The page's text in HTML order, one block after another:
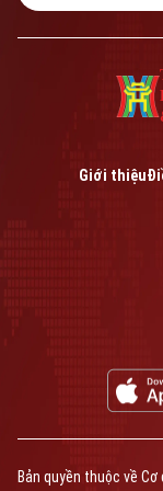
Quần vợt
Liên hệ đường dây
0865.116.699 (hotline)
Bản quyền thuộc về Cơ
Giới thiệu
Bản quyền thuộc về